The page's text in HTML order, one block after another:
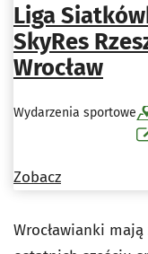
Liga
SkyRes
Wrocław
Wydarzenia sportowe
Zobacz
Wrocławianki